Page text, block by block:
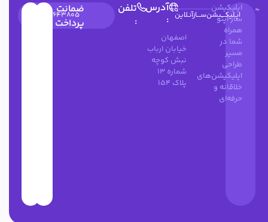
اپـلیکـــیشن‌ســـازآنـلاین
اپلیکیشن
ساز اپتو
همراه
شما در
مسیر
طراحی
اپلیکیشن‌های
خلاقانه و
حرفه‌ای
آدرس
:
اصفهان
خیابان ارباب
نبش کوچه
شماره 13
پلاک 154
تلفن
:
۰۳۱۳۶۶۲۶۰۴۹
۰۲۱۹۱۰۳۵۹۷۴
09900643805
ضمانت
پرداخت